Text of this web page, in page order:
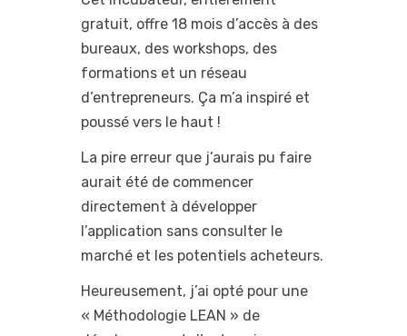
gratuit, offre 18 mois d’accès à des
bureaux, des workshops, des
formations et un réseau
d’entrepreneurs. Ça m’a inspiré et
poussé vers le haut !
La pire erreur que j’aurais pu faire
aurait été de commencer
directement à développer
l’application sans consulter le
marché et les potentiels acheteurs.
Heureusement, j’ai opté pour une
« Méthodologie LEAN » de